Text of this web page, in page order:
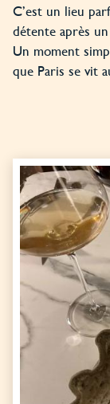
C’est un lieu
détente après
Un moment
que Paris se vit